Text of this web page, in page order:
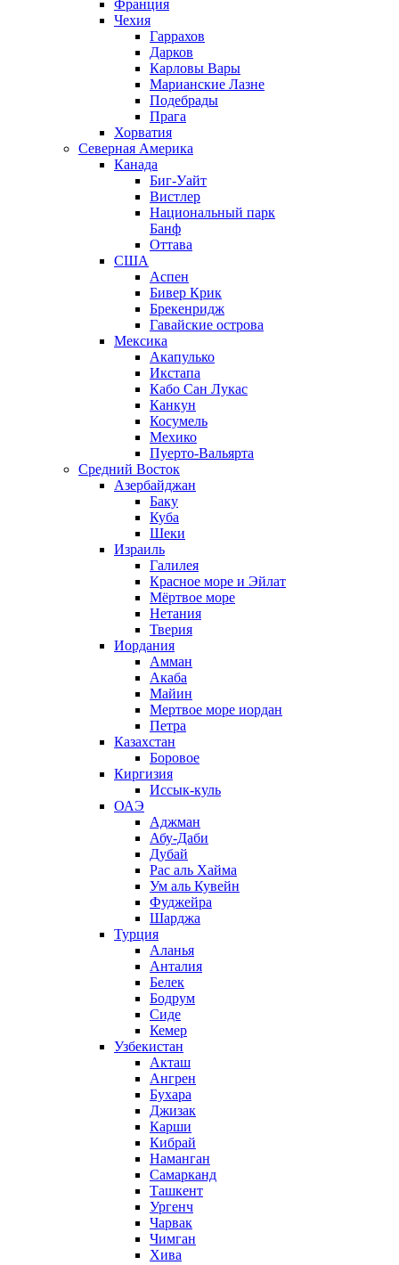
Франция
Чехия
Гаррахов
Дарков
Карловы Вары
Марианские Лазне
Подебрады
Прага
Хорватия
Северная Америка
Канада
Биг-Уайт
Вистлер
Национальный парк
Банф
Оттава
США
Аспен
Бивер Крик
Брекенридж
Гавайские острова
Мексика
Акапулько
Икстапа
Кабо Сан Лукас
Канкун
Косумель
Мехико
Пуерто-Вальярта
Средний Восток
Азербайджан
Баку
Куба
Шеки
Израиль
Галилея
Красное море и Эйлат
Мёртвое море
Нетания
Тверия
Иордания
Амман
Акаба
Майин
Мертвое море иордан
Петра
Казахстан
Боровое
Киргизия
Иссык-куль
ОАЭ
Аджман
Абу-Даби
Дубай
Рас аль Хайма
Ум аль Кувейн
Фуджейра
Шарджа
Турция
Аланья
Анталия
Белек
Бодрум
Сиде
Кемер
Узбекистан
Акташ
Ангрен
Бухара
Джизак
Карши
Кибрай
Наманган
Самарканд
Ташкент
Ургенч
Чарвак
Чимган
Хива